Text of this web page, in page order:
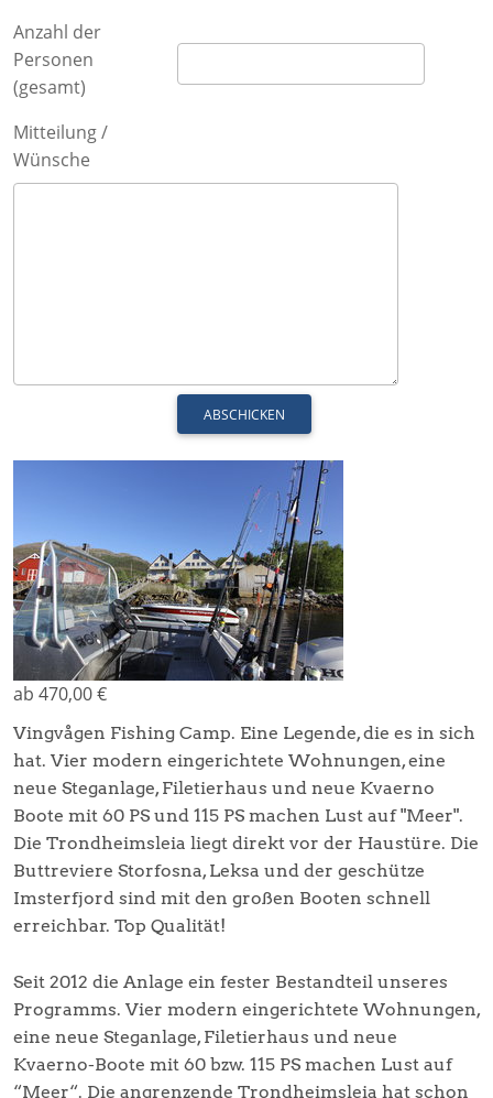
Anzahl der
Personen
(gesamt)
Mitteilung /
Wünsche
ab 470,00 €
Vingvågen Fishing Camp. Eine Legende, die es in sich
hat. Vier modern eingerichtete Wohnungen, eine
neue Steganlage, Filetierhaus und neue Kvaerno
Boote mit 60 PS und 115 PS machen Lust auf "Meer".
Die Trondheimsleia liegt direkt vor der Haustüre. Die
Buttreviere Storfosna, Leksa und der geschütze
Imsterfjord sind mit den großen Booten schnell
erreichbar. Top Qualität!
Seit 2012 die Anlage ein fester Bestandteil unseres
Programms. Vier modern eingerichtete Wohnungen,
eine neue Steganlage, Filetierhaus und neue
Kvaerno-Boote mit 60 bzw. 115 PS machen Lust auf
“Meer“. Die angrenzende Trondheimsleia hat schon